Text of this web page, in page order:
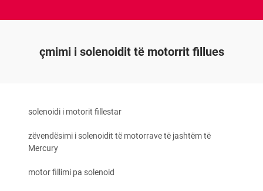
çmimi i solenoidit të motorrit fillues
solenoidi i motorit fillestar
zëvendësimi i solenoidit të motorrave të jashtëm të
Mercury
motor fillimi pa solenoid